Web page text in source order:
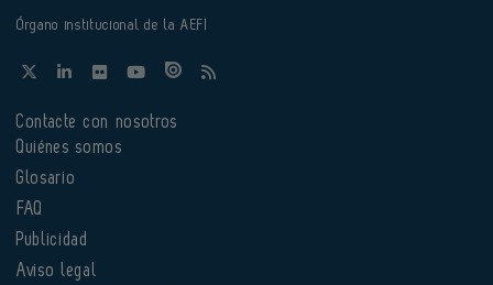
Órgano institucional de la AEFI
Contacte con nosotros
Quiénes somos
Glosario
FAQ
Publicidad
Aviso legal